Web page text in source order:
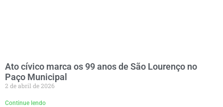
Ato cívico marca os 99 anos de São Lourenço no
Paço Municipal
2 de abril de 2026
Continue lendo